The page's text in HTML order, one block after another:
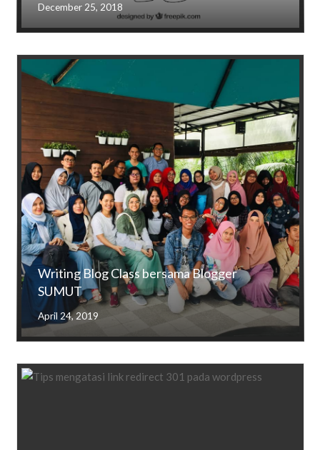
December 25, 2018
Writing Blog Class bersama Blogger
SUMUT
April 24, 2019